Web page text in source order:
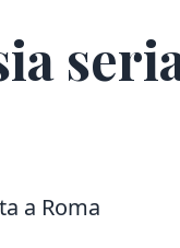
a Roma